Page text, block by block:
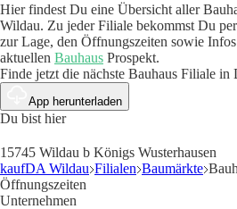
Hier findest Du eine Übersicht aller
Wildau. Zu jeder Filiale bekommst Du
zur Lage, den Öffnungszeiten sowie
aktuellen Bauhaus Prospekt.
Finde jetzt die nächste Bauhaus Filiale in
App herunterladen
Du bist hier
15745 Wildau b Königs Wusterhausen
kaufDA Wildau Filialen Baumärkte
Öffnungszeiten
Unternehmen